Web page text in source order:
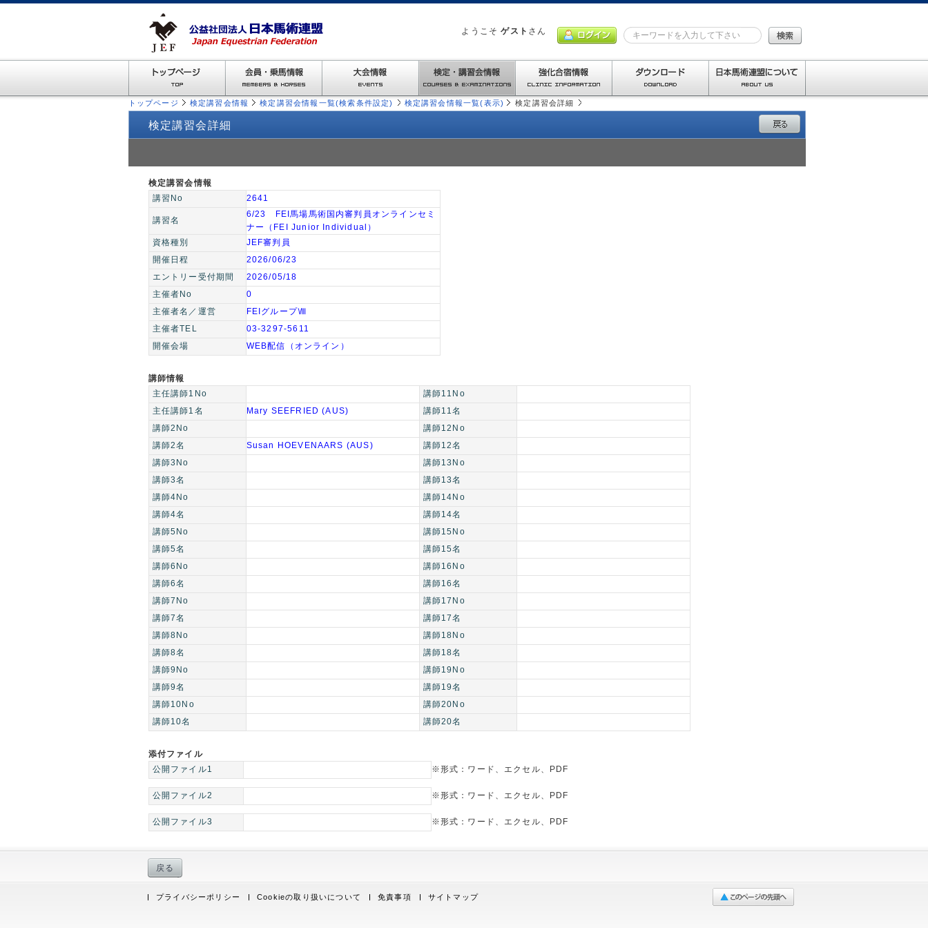
ようこそ ゲスト さん
トップページ 検定講習会情報 検定講習会情報一覧(検索条件設定) 検定講習会情報一覧(表示) 検定講習会詳細
検定講習会詳細
検定講習会情報
講習No
2641
講習名
6/23 FEI馬場馬術国内審判員オンラインセミ
ナー（FEI Junior Individual）
資格種別
JEF審判員
開催日程
2026/06/23
エントリー受付期間
2026/05/18
主催者No
0
主催者名／運営
FEIグループⅧ
主催者TEL
03-3297-5611
開催会場
WEB配信（オンライン）
講師情報
主任講師1No
講師11No
主任講師1名
Mary SEEFRIED (AUS)
講師11名
講師2No
講師12No
講師2名
Susan HOEVENAARS (AUS)
講師12名
講師3No
講師13No
講師3名
講師13名
講師4No
講師14No
講師4名
講師14名
講師5No
講師15No
講師5名
講師15名
講師6No
講師16No
講師6名
講師16名
講師7No
講師17No
講師7名
講師17名
講師8No
講師18No
講師8名
講師18名
講師9No
講師19No
講師9名
講師19名
講師10No
講師20No
講師10名
講師20名
添付ファイル
公開ファイル1
※形式：ワード、エクセル、PDF
公開ファイル2 ※形式：ワード、エクセル、PDF
公開ファイル3 ※形式：ワード、エクセル、PDF
戻る
プライバシーポリシー Cookieの取り扱いについて 免責事項 サイトマップ